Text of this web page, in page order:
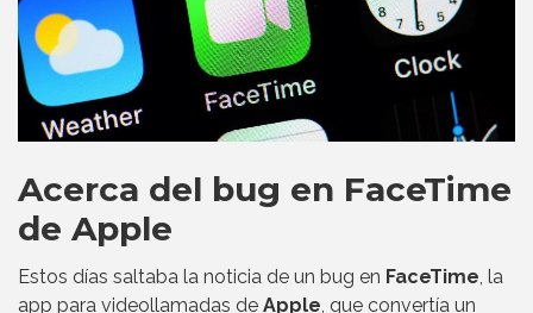
Acerca del bug en FaceTime
de Apple
Estos días saltaba la noticia de un bug en FaceTime, la
app para videollamadas de Apple, que convertía un